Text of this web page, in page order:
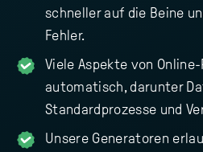
schneller auf die Beine
Fehler.
Viele Aspekte von
automatisch, darunter
Standardprozesse und
Unsere Generatoren